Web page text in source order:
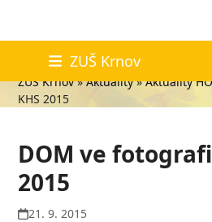
content
ZUŠ Krnov
Aktuality
ZUŠ Krnov»Aktuality»Aktuality
KHS 2015
DOM ve
2015
21. 9. 2015